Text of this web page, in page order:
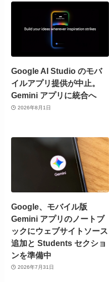
Google AI Studio のモバ
イルアプリ提供が中止。
Gemini アプリに統合へ
2026年8月1日
Google、モバイル版
Gemini アプリのノートブ
ックにウェブサイトソース
追加と Students セクショ
ンを準備中
2026年7月31日